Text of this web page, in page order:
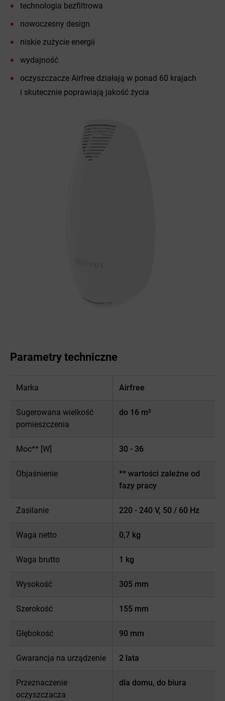
technologia bezfiltrowa
nowoczesny design
niskie zużycie energii
wydajność
oczyszczacze Airfree działają w ponad 60 krajach
i skutecznie poprawiają jakość życia
Parametry techniczne
Marka Airfree
Sugerowana wielkość
pomieszczenia
do 16 m²
Moc** [W] 30 - 36
Objaśnienie
** wartości zależne od
fazy pracy
Zasilanie 220 - 240 V, 50 / 60 Hz
Waga netto 0,7 kg
Waga brutto 1 kg
Wysokość 305 mm
Szerokość 155 mm
Głębokość 90 mm
Gwarancja na urządzenie 2 lata
Przeznaczenie
oczyszczacza
dla domu, do biura